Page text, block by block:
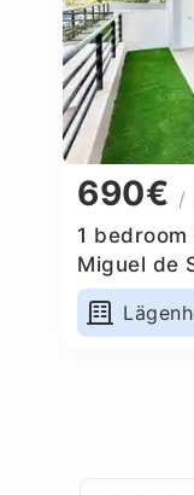
690€ /
1
Miguel de